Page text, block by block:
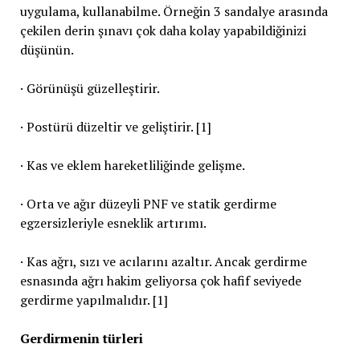
uygulama, kullanabilme. Örneğin 3 sandalye arasında
çekilen derin şınavı çok daha kolay yapabildiğinizi
düşünün.
· Görünüşü güzelleştirir.
· Postürü düzeltir ve geliştirir. [1]
· Kas ve eklem hareketliliğinde gelişme.
· Orta ve ağır düzeyli PNF ve statik gerdirme
egzersizleriyle esneklik artırımı.
· Kas ağrı, sızı ve acılarını azaltır. Ancak gerdirme
esnasında ağrı hakim geliyorsa çok hafif seviyede
gerdirme yapılmalıdır. [1]
Gerdirmenin türleri